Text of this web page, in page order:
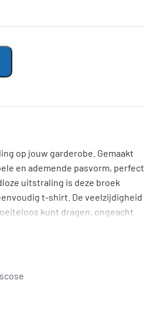
op jouw garderobe. Gemaakt
en ademende pasvorm, perfect
uitstraling is deze broek
t-shirt. De veelzijdigheid
kunt dragen, ongeacht